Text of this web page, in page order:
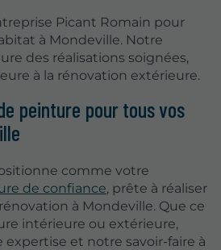
Picant Romain pour
à Mondeville. Notre
des réalisations soignées,
à la rénovation extérieure.
peinture pour tous vos
comme votre
de confiance, prête à réaliser
à Mondeville. Que ce
intérieure ou extérieure,
et notre savoir-faire à